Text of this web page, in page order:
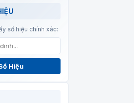
số hiệu chính xác:
Hiệu